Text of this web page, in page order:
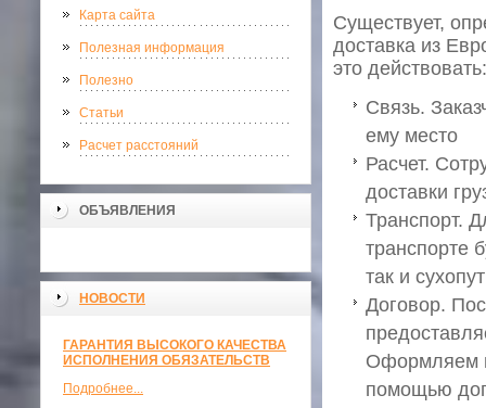
Карта сайта
Полезная информация
Полезно
Статьи
Расчет расстояний
ОБЪЯВЛЕНИЯ
НОВОСТИ
ГАРАНТИЯ ВЫСОКОГО КАЧЕСТВА
ИСПОЛНЕНИЯ ОБЯЗАТЕЛЬСТВ
Подробнее...
Существует,
доставка из
это действовать:
Связь.
ему место
Расчет.
доставки
Транспорт.
транспорте
так и
Договор.
Оформляем
помощью